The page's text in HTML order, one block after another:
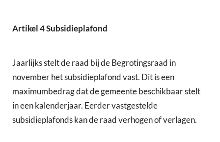
Artikel 4 Subsidieplafond
Jaarlijks stelt de raad bij de Begrotingsraad in
november het subsidieplafond vast. Dit is een
maximumbedrag dat de gemeente beschikbaar stelt
in een kalenderjaar. Eerder vastgestelde
subsidieplafonds kan de raad verhogen of verlagen.